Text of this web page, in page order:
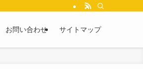
お問い合わせ サイトマップ